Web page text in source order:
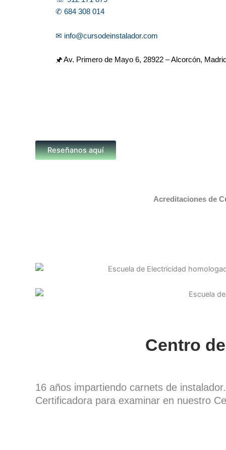
✆ 684 308 014
✉ info@cursodeinstalador.com
🖈 Av. Primero de Mayo 6, 28922 – Alcorcón,
Reseñanos aquí
Acreditaciones de
Centro
16 años impartiendo carnets de
Certificadora para examinar en nuestro